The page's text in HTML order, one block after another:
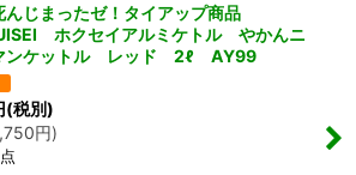
んじまったゼ！タイアップ商品
ホクセイアルミケトル やかんニ
ンケットル レッド 2ℓ AY99
(税別)
円)